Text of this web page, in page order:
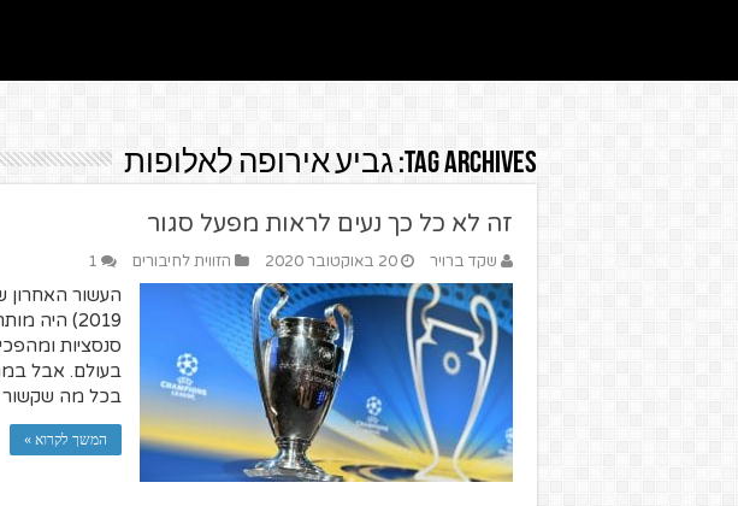
Tag Archives: גביע אירופה לאלופות
זה לא כל כך נעים לראות מפעל סגור
שקד ברויר 20 באוקטובר 2020 הזווית לחיבורים 1
2019) היה
סנסציות
בעולם. אבל
בכל מה שקשור
המשך לקרוא »